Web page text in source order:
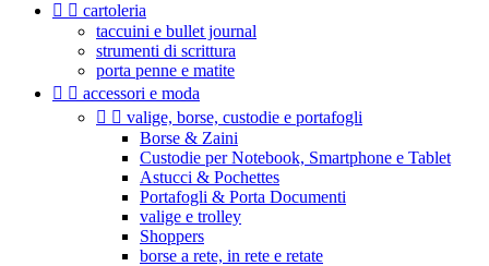
  cartoleria
taccuini e bullet journal
strumenti di scrittura
porta penne e matite
  accessori e moda
  valige, borse, custodie e portafogli
Borse & Zaini
Custodie per Notebook, Smartphone e Tablet
Astucci & Pochettes
Portafogli & Porta Documenti
valige e trolley
Shoppers
borse a rete, in rete e retate